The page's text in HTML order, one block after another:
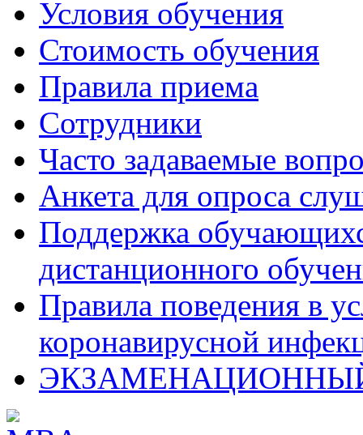
Условия обучения
Стоимость обучения
Правила приема
Сотрудники
Часто задаваемые
Анкета для опроса
Поддержка
дистанционного
Правила поведения в
коронавирусной
ЭКЗАМЕНАЦИОННЫЙ